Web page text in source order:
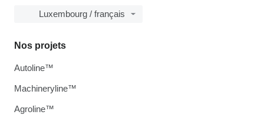
Luxembourg / français
Nos projets
Autoline™
Machineryline™
Agroline™